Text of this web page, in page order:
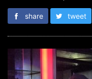
share tweet